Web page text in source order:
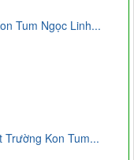
Tum Ngọc Linh...
Trường Kon Tum...